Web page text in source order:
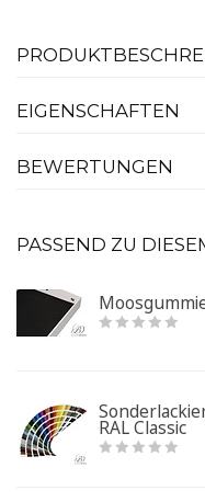
EIGENSCHAFTEN
BEWERTUNGEN
PASSEND ZU
RAL Classic